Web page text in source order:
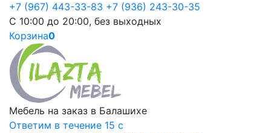
+7 (967) 443-33-83 +7 (936) 243-30-35
С 10:00 до 20:00, без выходных
Корзина0
Мебель на заказ в Балашихе
Ответим в течение 15 с